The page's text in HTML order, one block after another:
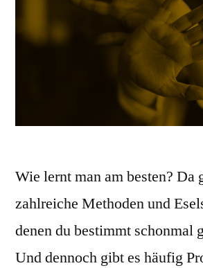
Wie lernt man am besten? Da
zahlreiche Methoden und
denen du bestimmt schonmal
Und dennoch gibt es häufig